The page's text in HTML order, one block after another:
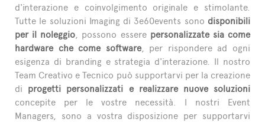
d'interazione e coinvolgimento originale e stimolante.
Tutte le soluzioni Imaging di 3e60events sono disponibili
per il noleggio, possono essere personalizzate sia come
hardware che come software, per rispondere ad ogni
esigenza di branding e strategia d'interazione. Il nostro
Team Creativo e Tecnico può supportarvi per la creazione
di progetti personalizzati e realizzare nuove soluzioni
concepite per le vostre necessità. I nostri Event
Managers, sono a vostra disposizione per supportarvi